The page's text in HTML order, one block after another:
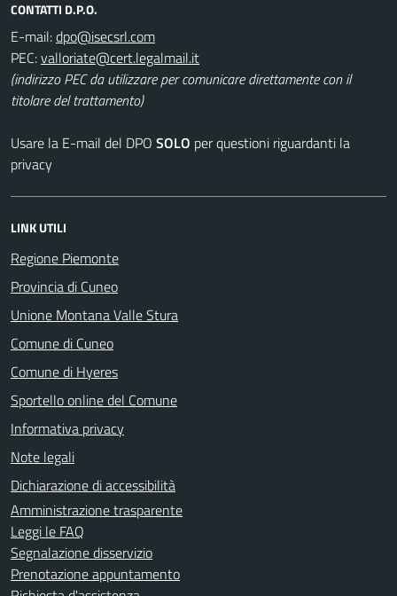
CONTATTI D.P.O.
E-mail:
PEC:
(indirizzo PEC da utilizzare per comunicare direttamente con il
titolare del trattamento)
Usare la E-mail del DPO SOLO per questioni riguardanti la
privacy
LINK UTILI
Regione Piemonte
Provincia di Cuneo
Unione Montana Valle Stura
Comune di Cuneo
Comune di Hyeres
Sportello online del Comune
Informativa privacy
Note legali
Dichiarazione di accessibilità
Amministrazione trasparente
Leggi le FAQ
Segnalazione disservizio
Prenotazione appuntamento